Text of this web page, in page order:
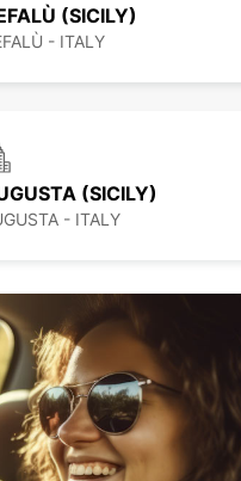
(SICILY)
- ITALY
(SICILY)
- ITALY
AIRPORT
TERME - ITALY